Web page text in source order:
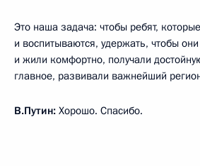
Это наша задача: чтобы ребят,
и воспитываются, удержать, чтобы
и жили комфортно, получали
главное, развивали важнейший
В.Путин: Хорошо. Спасибо.